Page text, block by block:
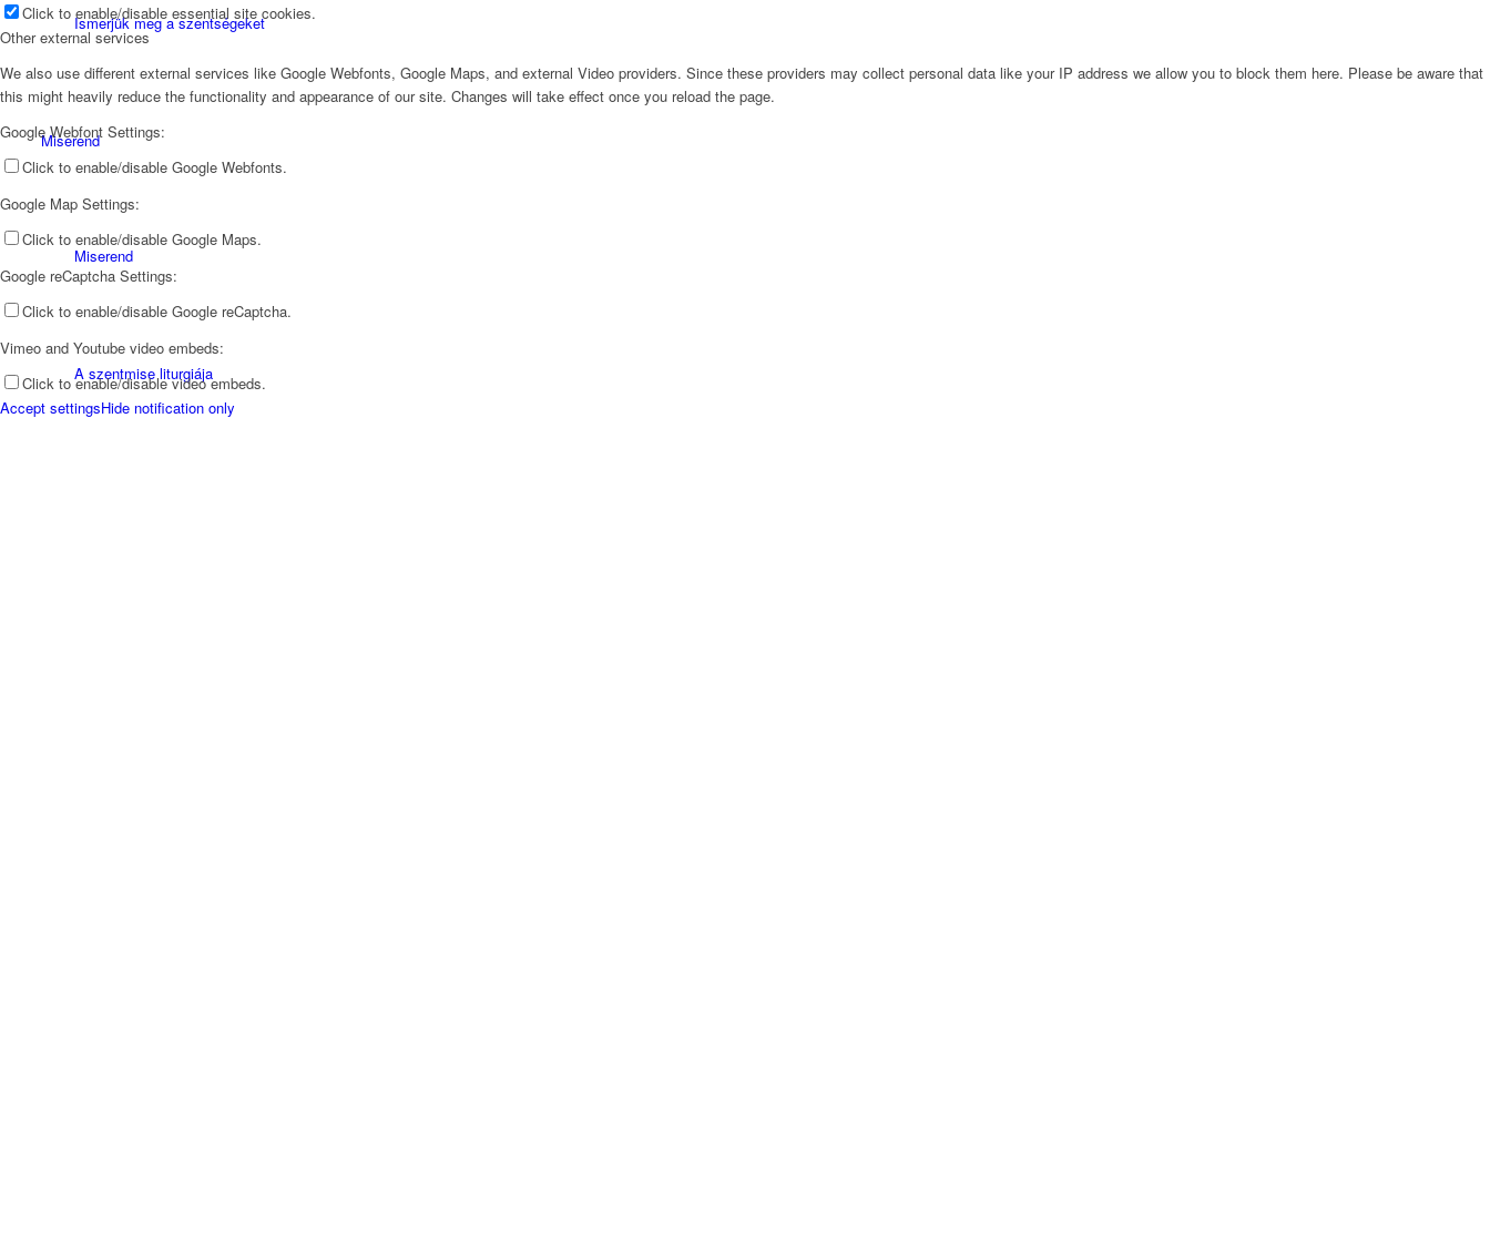
Ismerjük meg a szentségeket
Miserend
Miserend
A szentmise liturgiája
Click to enable/disable essential site cookies.
Other external services
We also use different external services like Google Webfonts, Google Maps, and external Video providers. Since these providers may collect personal data like your IP address we allow you to block them here. Please be aware that
this might heavily reduce the functionality and appearance of our site. Changes will take effect once you reload the page.
Google Webfont Settings:
Click to enable/disable Google Webfonts.
Google Map Settings:
Click to enable/disable Google Maps.
Google reCaptcha Settings:
Click to enable/disable Google reCaptcha.
Vimeo and Youtube video embeds:
Click to enable/disable video embeds.
Accept settingsHide notification only